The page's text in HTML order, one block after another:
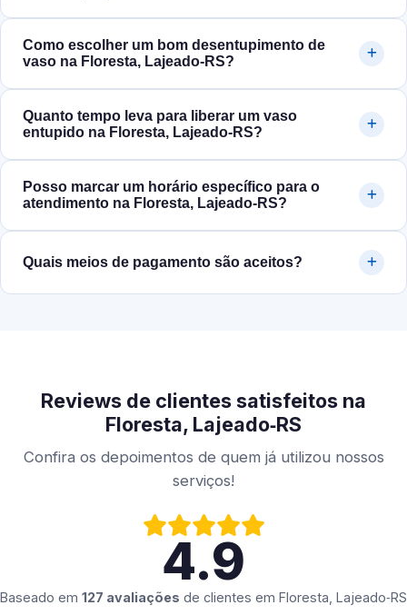
Como escolher um bom desentupimento de
vaso na Floresta, Lajeado‑RS?
Quanto tempo leva para liberar um vaso
entupido na Floresta, Lajeado‑RS?
Posso marcar um horário específico para o
atendimento na Floresta, Lajeado‑RS?
Quais meios de pagamento são aceitos?
Reviews de clientes satisfeitos na
Floresta, Lajeado‑RS
Confira os depoimentos de quem já utilizou nossos
serviços!
4.9
Baseado em 127 avaliações de clientes em Floresta, Lajeado‑RS